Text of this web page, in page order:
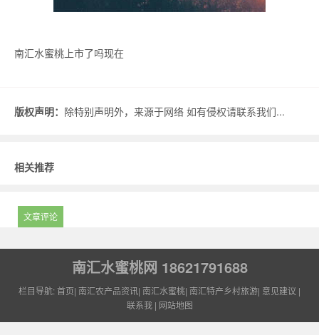
南汇水蜜桃上市了吗现在
版权声明： 除特别声明外，来源于网络 如有侵权请联系我们...
相关推荐
文章评论
南汇水蜜桃网 18621791688
栏目导航:首页| 南汇农产品资讯| 南汇水蜜桃| 南汇特产乡村旅游| 意见建议 |
联系我| 网站地图